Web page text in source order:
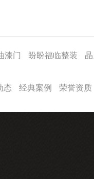
漆门 盼盼福临整装
态 经典案例 荣誉资质